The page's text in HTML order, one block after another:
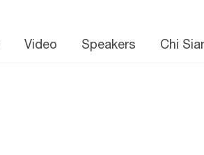
Video Speakers Chi